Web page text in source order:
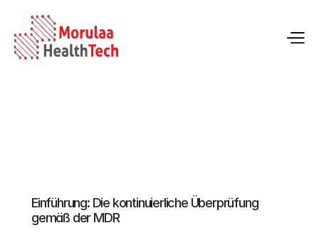
12.05.2026
Einführung: Die kontinuierliche Überprüfung
gemäß der MDR